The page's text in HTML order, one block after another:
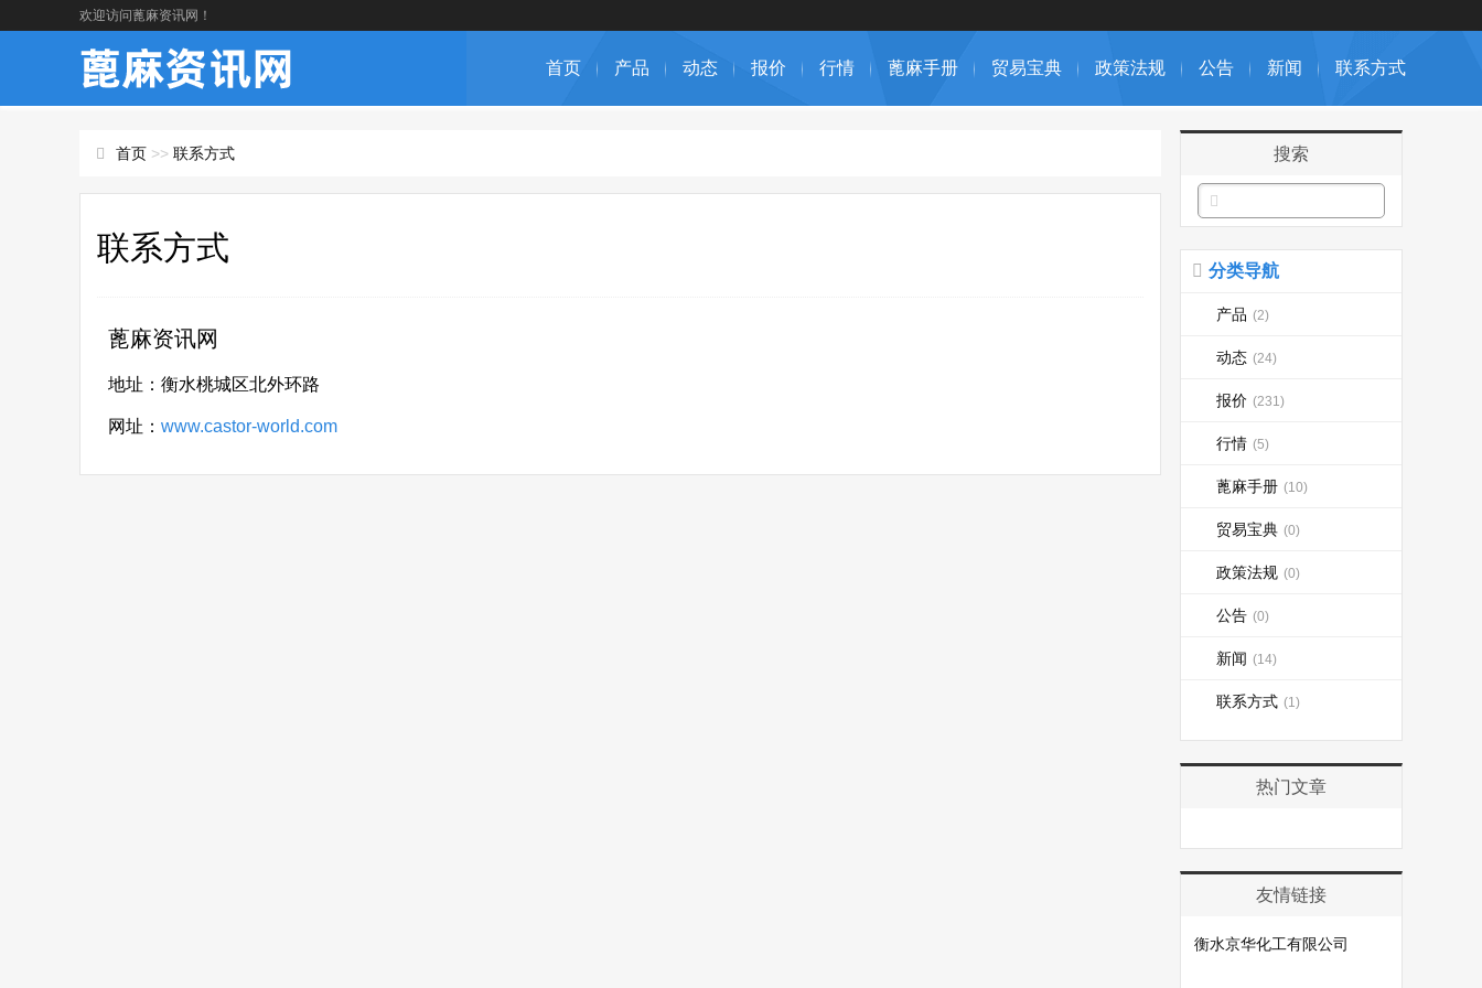
欢迎访问蓖麻资讯网！
首页 产品 动态 报价 行情 蓖麻手册 贸易宝典 政策法规 公告 新闻 联系方式
首页 >> 联系方式
联系方式
蓖麻资讯网
地址：衡水桃城区北外环路
网址： www.castor-world.com
搜索
分类导航
产品 (2)
动态 (24)
报价 (231)
行情 (5)
蓖麻手册 (10)
贸易宝典 (0)
政策法规 (0)
公告 (0)
新闻 (14)
联系方式 (1)
热门文章
友情链接
衡水京华化工有限公司